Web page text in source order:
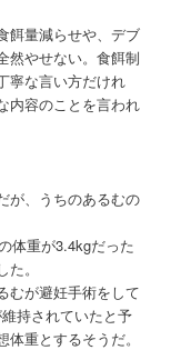
餌量減らせや、デブ
然やせない。食餌制
寧な言い方だけれ
内容のことを言われ
が、うちのあるむの
体重が3.4kgだった
。
むが避妊手術をして
持されていたと予
重とするそうだ。